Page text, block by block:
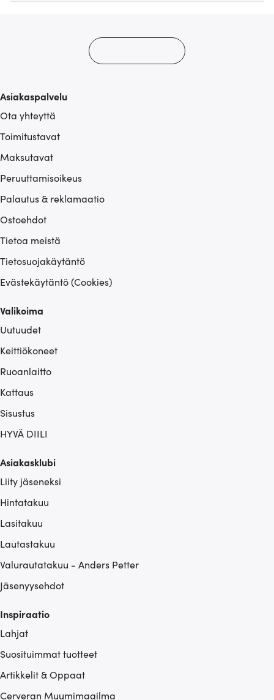
Asiakaspalvelu
Ota yhteyttä
Toimitustavat
Maksutavat
Peruuttamisoikeus
Palautus & reklamaatio
Ostoehdot
Tietoa meistä
Tietosuojakäytäntö
Evästekäytäntö (Cookies)
Valikoima
Uutuudet
Keittiökoneet
Ruoanlaitto
Kattaus
Sisustus
HYVÄ DIILI
Asiakasklubi
Liity jäseneksi
Hintatakuu
Lasitakuu
Lautastakuu
Valurautatakuu - Anders Petter
Jäsenyysehdot
Inspiraatio
Lahjat
Suosituimmat tuotteet
Artikkelit & Oppaat
Cerveran Muumimaailma